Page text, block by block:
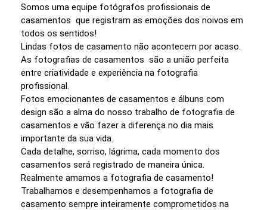
Somos uma equipe fotógrafos profissionais de
casamentos que registram as emoções dos noivos em
todos os sentidos!
Lindas fotos de casamento não acontecem por acaso.
As fotografias de casamentos são a união perfeita
entre criatividade e experiência na fotografia
profissional.
Fotos emocionantes de casamentos e álbuns com
design são a alma do nosso trabalho de fotografia de
casamentos e vão fazer a diferença no dia mais
importante da sua vida.
Cada detalhe, sorriso, lágrima, cada momento dos
casamentos será registrado de maneira única.
Realmente amamos a fotografia de casamento!
Trabalhamos e desempenhamos a fotografia de
casamento sempre inteiramente comprometidos na